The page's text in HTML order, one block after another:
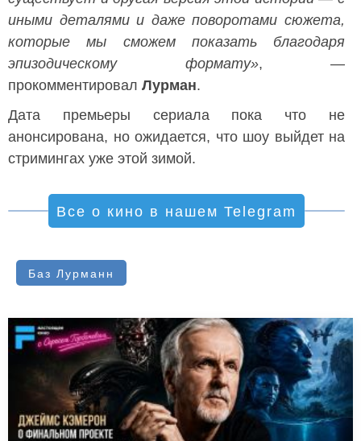
иными деталями и даже поворотами сюжета,
которые мы сможем показать благодаря
эпизодическому формату», —
прокомментировал Лурман.
Дата премьеры сериала пока что не
анонсирована, но ожидается, что шоу выйдет на
стримингах уже этой зимой.
Все о кино в нашем Telegram
Баз Лурманн